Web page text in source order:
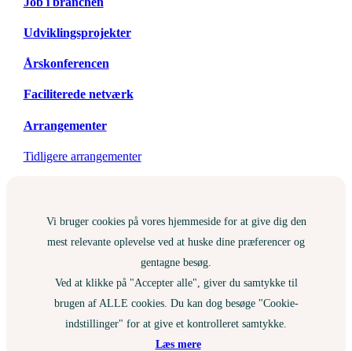
Udviklingsprojekter
Årskonferencen
Faciliterede netværk
Arrangementer
Tidligere arrangementer
Vi bruger cookies på vores hjemmeside for at give dig den
mest relevante oplevelse ved at huske dine præferencer og
gentagne besøg.
Ved at klikke på "Accepter alle", giver du samtykke til
brugen af ALLE cookies. Du kan dog besøge "Cookie-
indstillinger" for at give et kontrolleret samtykke.
Læs mere